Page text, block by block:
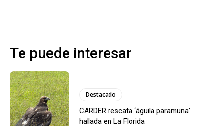
Te puede interesar
Destacado
CARDER rescata ‘águila paramuna’
hallada en La Florida